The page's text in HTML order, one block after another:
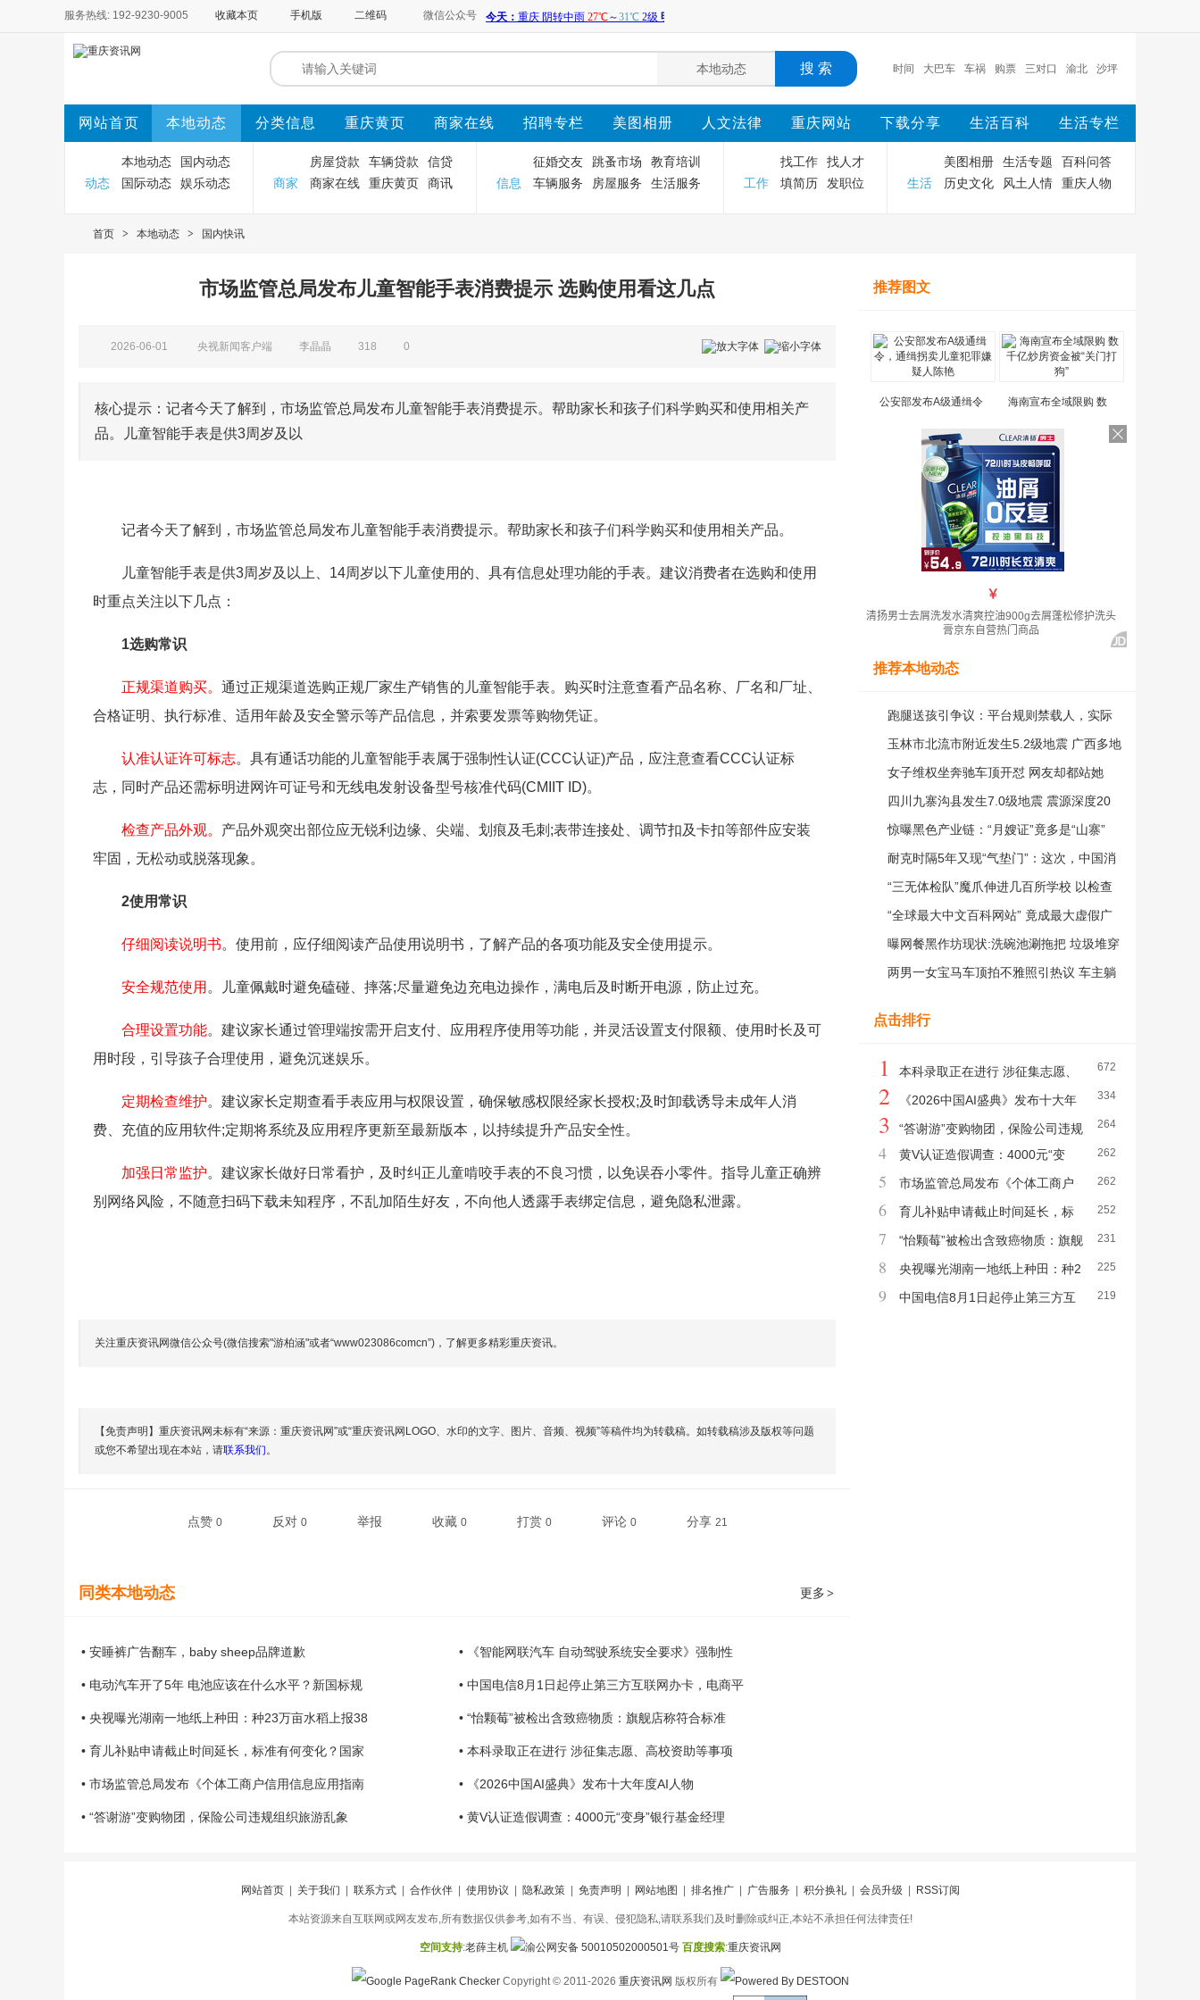
服务热线: 192-9230-9005 收藏本页 手机版 二维码 微信公众号
时间 大巴车 车祸 购票 三对口 渝北 沙坪
坝 渝中 重庆 主城 时间
网站首页 本地动态 分类信息 重庆黄页 商家在线 招聘专栏 美图相册 人文法律 重庆网站 下载分享 生活百科 生活专栏
动态
本地动态
国内动态
国际动态
娱乐动态 商家
房屋贷款 车辆贷款
信贷
商家在线
重庆黄页 商讯 信息
征婚交友 跳蚤市场
教育培训
车辆服务
房屋服务 生活服务 工作
找工作
找人才
填简历
发职位 生活
美图相册 生活专题
百科问答
历史文化
风土人情 重庆人物
首页 > 本地动态 > 国内快讯
市场监管总局发布儿童智能手表消费提示 选购使用看这几点
2026-06-01 央视新闻客户端 李晶晶 318 0
核心提示：记者今天了解到，市场监管总局发布儿童智能手表消费提示。帮助家长和孩子们科学购买和使用相关产
品。儿童智能手表是供3周岁及以
记者今天了解到，市场监管总局发布儿童智能手表消费提示。帮助家长和孩子们科学购买和使用相关产品。
儿童智能手表是供3周岁及以上、14周岁以下儿童使用的、具有信息处理功能的手表。建议消费者在选购和使用
时重点关注以下几点：
1选购常识
正规渠道购买。 通过正规渠道选购正规厂家生产销售的儿童智能手表。购买时注意查看产品名称、厂名和厂址、
合格证明、执行标准、适用年龄及安全警示等产品信息，并索要发票等购物凭证。
认准认证许可标志。具有通话功能的儿童智能手表属于强制性认证(CCC认证)产品，应注意查看CCC认证标
志，同时产品还需标明进网许可证号和无线电发射设备型号核准代码(CMIIT ID)。
检查产品外观。 产品外观突出部位应无锐利边缘、尖端、划痕及毛刺;表带连接处、调节扣及卡扣等部件应安装
牢固，无松动或脱落现象。
2使用常识
仔细阅读说明书。使用前，应仔细阅读产品使用说明书，了解产品的各项功能及安全使用提示。
安全规范使用 。儿童佩戴时避免磕碰、摔落;尽量避免边充电边操作，满电后及时断开电源，防止过充。
合理设置功能。建议家长通过管理端按需开启支付、应用程序使用等功能，并灵活设置支付限额、使用时长及可
用时段，引导孩子合理使用，避免沉迷娱乐。
定期检查维护。建议家长定期查看手表应用与权限设置，确保敏感权限经家长授权;及时卸载诱导未成年人消
费、充值的应用软件;定期将系统及应用程序更新至最新版本，以持续提升产品安全性。
加强日常监护。建议家长做好日常看护，及时纠正儿童啃咬手表的不良习惯，以免误吞小零件。指导儿童正确辨
别网络风险，不随意扫码下载未知程序，不乱加陌生好友，不向他人透露手表绑定信息，避免隐私泄露。
关注重庆资讯网微信公众号(微信搜索"游柏涵"或者“www023086comcn”)，了解更多精彩重庆资讯。
【免责声明】重庆资讯网未标有“来源：重庆资讯网”或“重庆资讯网LOGO、水印的文字、图片、音频、视频”等稿件均为转载稿。如转载稿涉及版权等问题
或您不希望出现在本站，请联系我们。
点赞 0 反对 0 举报 收藏 0 打赏 0 评论 0 分享 21
更多 >
同类本地动态
• 安睡裤广告翻车，baby sheep品牌道歉 • 《智能网联汽车 自动驾驶系统安全要求》强制性
• 电动汽车开了5年 电池应该在什么水平？新国标规 • 中国电信8月1日起停止第三方互联网办卡，电商平
• 央视曝光湖南一地纸上种田：种23万亩水稻上报38 • “怡颗莓”被检出含致癌物质：旗舰店称符合标准
• 育儿补贴申请截止时间延长，标准有何变化？国家 • 本科录取正在进行 涉征集志愿、高校资助等事项
• 市场监管总局发布《个体工商户信用信息应用指南 • 《2026中国AI盛典》发布十大年度AI人物
• “答谢游”变购物团，保险公司违规组织旅游乱象 • 黄V认证造假调查：4000元“变身”银行基金经理
推荐图文
公安部发布A级通缉令 海南宣布全域限购 数
推荐本地动态
跑腿送孩引争议：平台规则禁载人，实际
操作多“跑偏”
玉林市北流市附近发生5.2级地震 广西多地
有震感
女子维权坐奔驰车顶开怼 网友却都站她
四川九寨沟县发生7.0级地震 震源深度20
公里
惊曝黑色产业链：“月嫂证”竟多是“山寨”
耐克时隔5年又现“气垫门”：这次，中国消
费者被戏弄惨了！
“三无体检队”魔爪伸进几百所学校 以检查
为名收集13万名学生信息
“全球最大中文百科网站” 竟成最大虚假广
告垃圾站！
曝网餐黑作坊现状:洗碗池涮拖把 垃圾堆穿
串
两男一女宝马车顶拍不雅照引热议 车主躺
点击排行
672
1
本科录取正在进行 涉征集志愿、
高校资助等事项需注意→
334
2
《2026中国AI盛典》发布十大年
度AI人物
264
3
“答谢游”变购物团，保险公司违规
组织旅游乱象频发 “保险低价游”是福利还是
陷阱？
262
4
黄V认证造假调查：4000元“变
身”银行基金经理，中介说包过，记者实
测⋯⋯
262
5
市场监管总局发布《个体工商户
信用信息应用指南》
252
6
育儿补贴申请截止时间延长，标
准有何变化？国家卫健委解读→
231
7
“怡颗莓”被检出含致癌物质：旗舰
店称符合标准，多家线上商超已搜不到相关
产品
225
8
央视曝光湖南一地纸上种田：种2
3万亩水稻上报38万亩，村干部成假种粮大
219
9
中国电信8月1日起停止第三方互
网站首页| 关于我们 联系方式| 合作伙伴| 使用协议 隐私政策| 免责声明 网站地图 排名推广| 广告服务 积分换礼| 会员升级 RSS订阅
本站资源来自互联网或网友发布,所有数据仅供参考,如有不当、有误、侵犯隐私,请联系我们及时删除或纠正,本站不承担任何法律责任!
空间支持:老薛主机 渝公网安备 50010502000501号 百度搜索:重庆资讯网
Copyright © 2011-2026 重庆资讯网 版权所有